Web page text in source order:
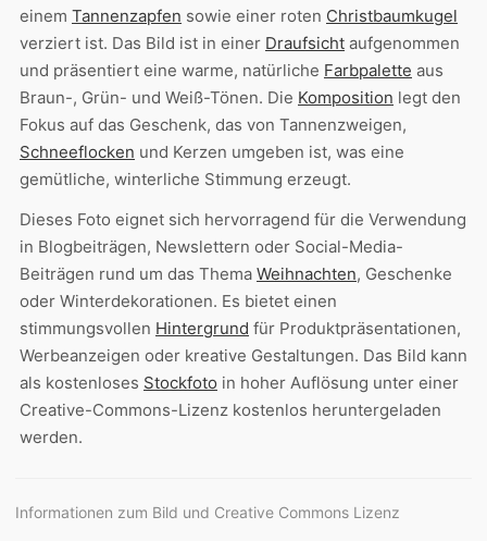
einem Tannenzapfen sowie einer roten Christbaumkugel
verziert ist. Das Bild ist in einer Draufsicht aufgenommen
und präsentiert eine warme, natürliche Farbpalette aus
Braun-, Grün- und Weiß-Tönen. Die Komposition legt den
Fokus auf das Geschenk, das von Tannenzweigen,
Schneeflocken und Kerzen umgeben ist, was eine
gemütliche, winterliche Stimmung erzeugt.
Dieses Foto eignet sich hervorragend für die Verwendung
in Blogbeiträgen, Newslettern oder Social-Media-
Beiträgen rund um das Thema Weihnachten, Geschenke
oder Winterdekorationen. Es bietet einen
stimmungsvollen Hintergrund für Produktpräsentationen,
Werbeanzeigen oder kreative Gestaltungen. Das Bild kann
als kostenloses Stockfoto in hoher Auflösung unter einer
Creative-Commons-Lizenz kostenlos heruntergeladen
werden.
Informationen zum Bild und Creative Commons Lizenz